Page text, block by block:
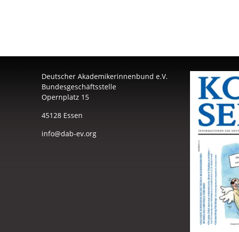
Deutscher Akademikerinnenbund e.V.
Bundesgeschäftsstelle
Opernplatz 15
45128 Essen
info@dab-ev.org